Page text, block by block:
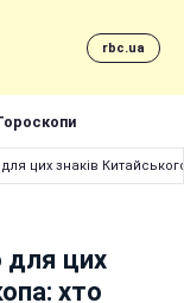
rbc.ua
цих знаків
для цих
хто